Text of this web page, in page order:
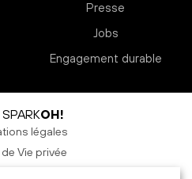
Presse
Jobs
Engagement durable
OH!
légales
Vie privée